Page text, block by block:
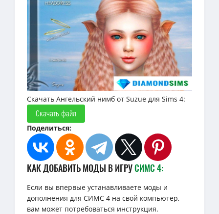
Скачать Ангельский нимб от Suzue для Sims 4:
Скачать файл
Поделиться:
КАК ДОБАВИТЬ МОДЫ В ИГРУСИМС 4:
Если вы впервые устанавливаете моды и
дополнения для СИМС 4 на свой компьютер,
вам может потребоваться инструкция.